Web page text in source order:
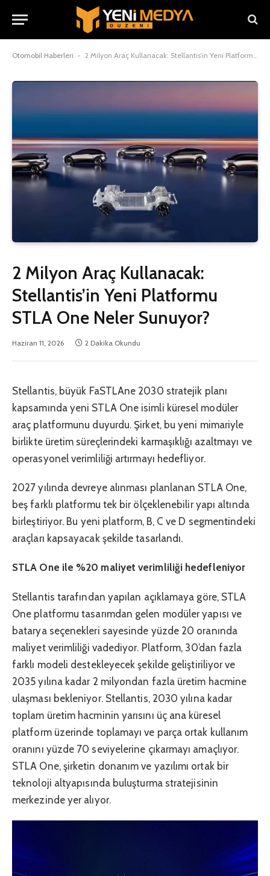
Otomobil Haberleri - 2 Milyon Araç Kullanacak: Stellantis’in Yeni Platformu STLA One Neler Sunuyor?
2 Milyon Araç Kullanacak:
Stellantis’in Yeni Platformu
STLA One Neler Sunuyor?
Haziran 11, 2026 2 Dakika Okundu
Stellantis, büyük FaSTLAne 2030 stratejik planı
kapsamında yeni STLA One isimli küresel modüler
araç platformunu duyurdu. Şirket, bu yeni mimariyle
birlikte üretim süreçlerindeki karmaşıklığı azaltmayı ve
operasyonel verimliliği artırmayı hedefliyor.
2027 yılında devreye alınması planlanan STLA One,
beş farklı platformu tek bir ölçeklenebilir yapı altında
birleştiriyor. Bu yeni platform, B, C ve D segmentindeki
araçları kapsayacak şekilde tasarlandı.
STLA One ile %20 maliyet verimliliği hedefleniyor
Stellantis tarafından yapılan açıklamaya göre, STLA
One platformu tasarımdan gelen modüler yapısı ve
batarya seçenekleri sayesinde yüzde 20 oranında
maliyet verimliliği vadediyor. Platform, 30’dan fazla
farklı modeli destekleyecek şekilde geliştiriliyor ve
2035 yılına kadar 2 milyondan fazla üretim hacmine
ulaşması bekleniyor. Stellantis, 2030 yılına kadar
toplam üretim hacminin yarısını üç ana küresel
platform üzerinde toplamayı ve parça ortak kullanım
oranını yüzde 70 seviyelerine çıkarmayı amaçlıyor.
STLA One, şirketin donanım ve yazılımı ortak bir
teknoloji altyapısında buluşturma stratejisinin
merkezinde yer alıyor.